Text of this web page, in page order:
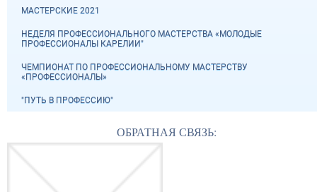
МАСТЕРСКИЕ 2021
НЕДЕЛЯ ПРОФЕССИОНАЛЬНОГО МАСТЕРСТВА «МОЛОДЫЕ
ПРОФЕССИОНАЛЫ КАРЕЛИИ"
ЧЕМПИОНАТ ПО ПРОФЕССИОНАЛЬНОМУ МАСТЕРСТВУ
«ПРОФЕССИОНАЛЫ»
"ПУТЬ В ПРОФЕССИЮ"
ОБРАТНАЯ СВЯЗЬ: